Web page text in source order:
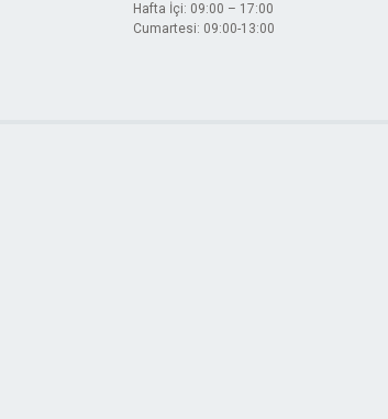
Hafta İçi: 09:00 – 17:00
Cumartesi: 09:00-13:00